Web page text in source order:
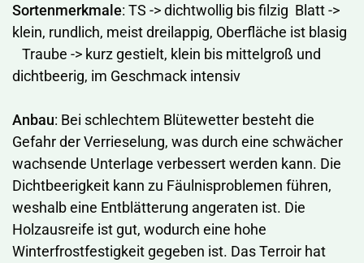
Sortenmerkmale: TS -> dichtwollig bis filzig Blatt ->
klein, rundlich, meist dreilappig, Oberfläche ist blasig
Traube -> kurz gestielt, klein bis mittelgroß und
dichtbeerig, im Geschmack intensiv
Anbau: Bei schlechtem Blütewetter besteht die
Gefahr der Verrieselung, was durch eine schwächer
wachsende Unterlage verbessert werden kann. Die
Dichtbeerigkeit kann zu Fäulnisproblemen führen,
weshalb eine Entblätterung angeraten ist. Die
Holzausreife ist gut, wodurch eine hohe
Winterfrostfestigkeit gegeben ist. Das Terroir hat